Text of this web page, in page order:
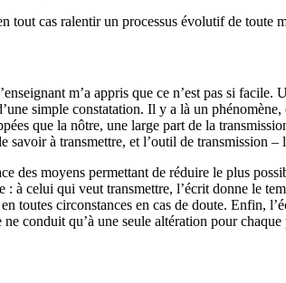
tout cas ralentir un processus évolutif de toute
m’a appris que ce n’est pas si
simple constatation. Il y a là un
que la nôtre, une large part de la
savoir à transmettre, et l’outil de transmission
des moyens permettant de réduire le plus
à celui qui veut transmettre, l’écrit donne le
toutes circonstances en cas de doute. Enfin,
conduit qu’à une seule altération pour chaque